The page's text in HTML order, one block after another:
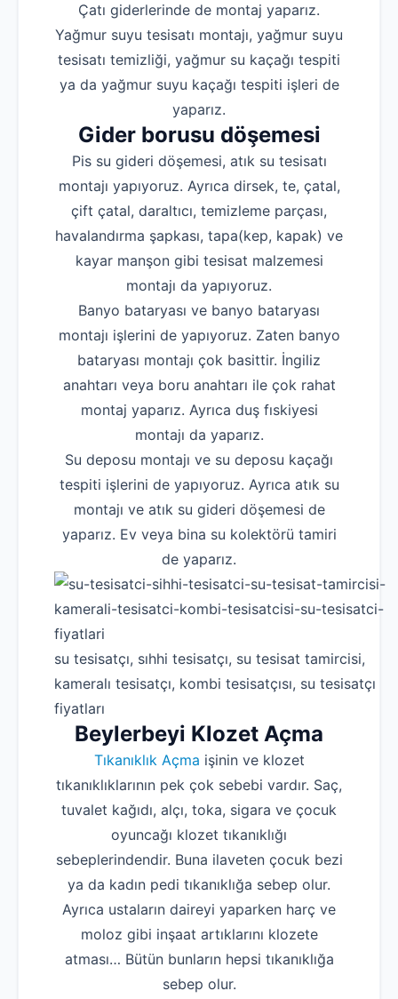
Çatı giderlerinde de montaj yaparız.
Yağmur suyu tesisatı montajı, yağmur suyu
tesisatı temizliği, yağmur su kaçağı tespiti
ya da yağmur suyu kaçağı tespiti işleri de
yaparız.
Gider borusu döşemesi
Pis su gideri döşemesi, atık su tesisatı
montajı yapıyoruz. Ayrıca dirsek, te, çatal,
çift çatal, daraltıcı, temizleme parçası,
havalandırma şapkası, tapa(kep, kapak) ve
kayar manşon gibi tesisat malzemesi
montajı da yapıyoruz.
Banyo bataryası ve banyo bataryası
montajı işlerini de yapıyoruz. Zaten banyo
bataryası montajı çok basittir. İngiliz
anahtarı veya boru anahtarı ile çok rahat
montaj yaparız. Ayrıca duş fıskiyesi
montajı da yaparız.
Su deposu montajı ve su deposu kaçağı
tespiti işlerini de yapıyoruz. Ayrıca atık su
montajı ve atık su gideri döşemesi de
yaparız. Ev veya bina su kolektörü tamiri
de yaparız.
su tesisatçı, sıhhi tesisatçı, su tesisat tamircisi,
kameralı tesisatçı, kombi tesisatçısı, su tesisatçı
fiyatları
Beylerbeyi Klozet Açma
Tıkanıklık Açma işinin ve klozet
tıkanıklıklarının pek çok sebebi vardır. Saç,
tuvalet kağıdı, alçı, toka, sigara ve çocuk
oyuncağı klozet tıkanıklığı
sebeplerindendir. Buna ilaveten çocuk bezi
ya da kadın pedi tıkanıklığa sebep olur.
Ayrıca ustaların daireyi yaparken harç ve
moloz gibi inşaat artıklarını klozete
atması… Bütün bunların hepsi tıkanıklığa
sebep olur.